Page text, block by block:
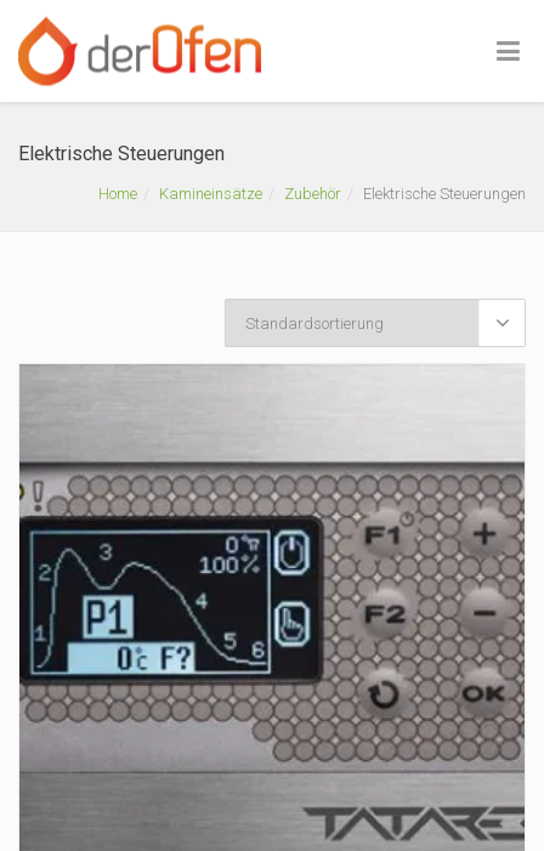
Elektrische Steuerungen
Home Kamineinsätze Zubehör Elektrische Steuerungen
